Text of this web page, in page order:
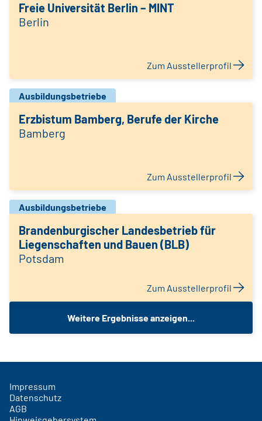
Freie Universität Berlin – MINT
Berlin
Zum Ausstellerprofil
Ausbildungsbetriebe
Erzbistum Bamberg, Berufe der Kirche
Bamberg
Zum Ausstellerprofil
Ausbildungsbetriebe
Brandenburgischer Landesbetrieb für
Liegenschaften und Bauen (BLB)
Potsdam
Zum Ausstellerprofil
Weitere Ergebnisse anzeigen...
Impressum
Datenschutz
AGB